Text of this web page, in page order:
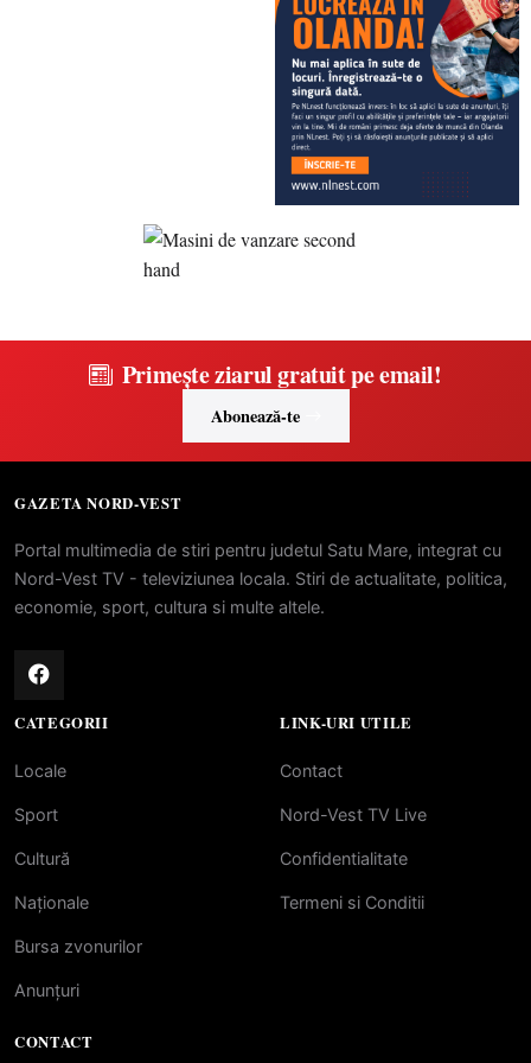
Primește ziarul gratuit pe email!
Abonează-te
GAZETA NORD-VEST
Portal multimedia de stiri pentru judetul Satu Mare, integrat cu
Nord-Vest TV - televiziunea locala. Stiri de actualitate, politica,
economie, sport, cultura si multe altele.
CATEGORII
Locale
Sport
Cultură
Naționale
Bursa zvonurilor
Anunțuri
LINK-URI UTILE
Contact
Nord-Vest TV Live
Confidentialitate
Termeni si Conditii
CONTACT